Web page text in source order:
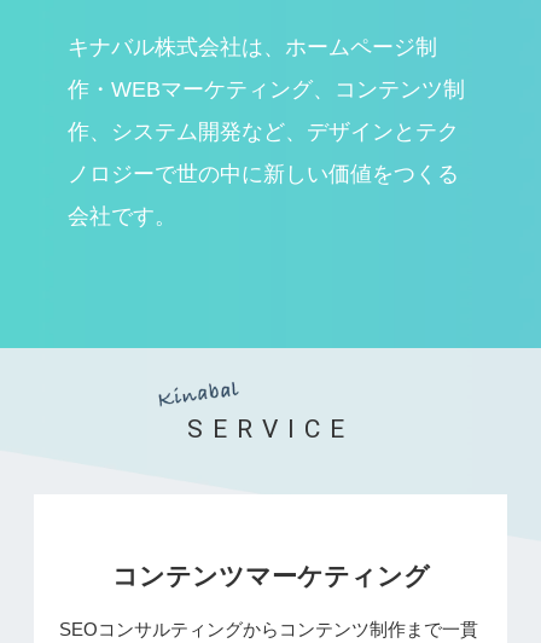
キナバル株式会社は、ホームページ制
作・WEBマーケティング、コンテンツ制
作、システム開発など、デザインとテク
ノロジーで世の中に新しい価値をつくる
会社です。
SERVICE
コンテンツマーケティング
SEOコンサルティングからコンテンツ制作まで一貫